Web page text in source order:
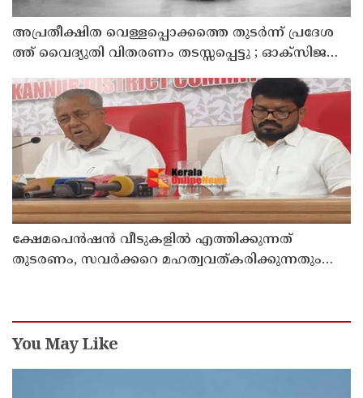
അ​പ്ര​തീ​ക്ഷി​ത വെ​ള്ള​പ്പൊ​ക്ക​ത്തെ തു​ട​ർ​ന്ന് പ്ര​ദേ​ശ​
ത്ത് വൈ​ദ്യു​തി വി​ത​ര​ണം ത​ട​സ്സ​പ്പെ​ട്ടു ; ഓക്സിജൻ
കോൺസെൻട്രേറ്റർ നിലച്ച് രോഗി മരിച്ചു
ക്ഷേമപെൻഷൻ വീടുകളിൽ എത്തിക്കുന്നത്
തുടരണം, സവർക്കറെ മഹത്വവത്കരിക്കുന്നതും
വിജയൻ
You May Like